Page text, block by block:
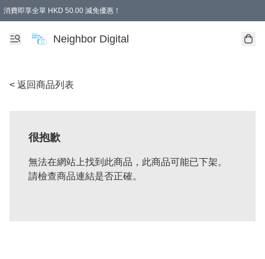
消費即享全單 HKD 50.00 減免優惠！
Neighbor Digital
< 返回商品列表
很抱歉
無法在網站上找到此商品，此商品可能已下架。
請檢查商品連結是否正確。